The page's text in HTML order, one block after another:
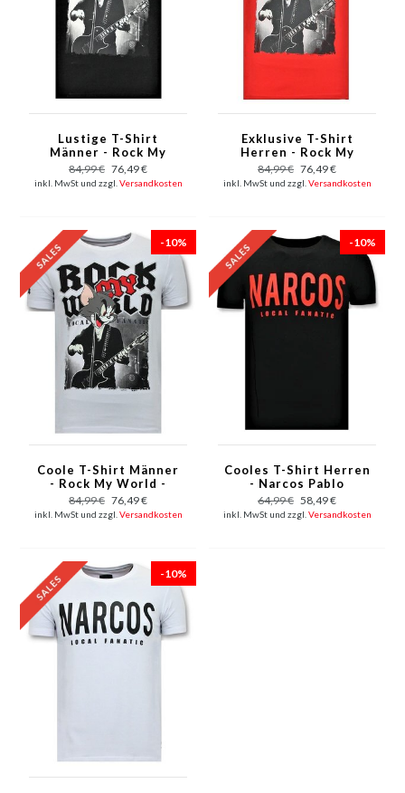
Lustige T-Shirt
Männer - Rock My
World - Schwarz
84,99 € 76,49 €
inkl. MwSt und zzgl. Versandkosten
Exklusive T-Shirt
Herren - Rock My
World - Rot
84,99 € 76,49 €
inkl. MwSt und zzgl. Versandkosten
-10%
Coole T-Shirt Männer
- Rock My World -
Weiß
84,99 € 76,49 €
inkl. MwSt und zzgl. Versandkosten
-10%
Cooles T-Shirt Herren
- Narcos Pablo
Escobar - Schwarz
64,99 € 58,49 €
inkl. MwSt und zzgl. Versandkosten
-10%